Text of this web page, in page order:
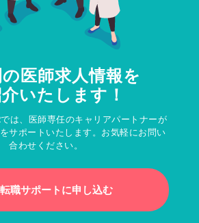
医師求人情報を
いたします！
は、医師専任のキャリアパートナーが
サポートいたします。お気軽にお問い
合わせください。
職サポートに申し込む